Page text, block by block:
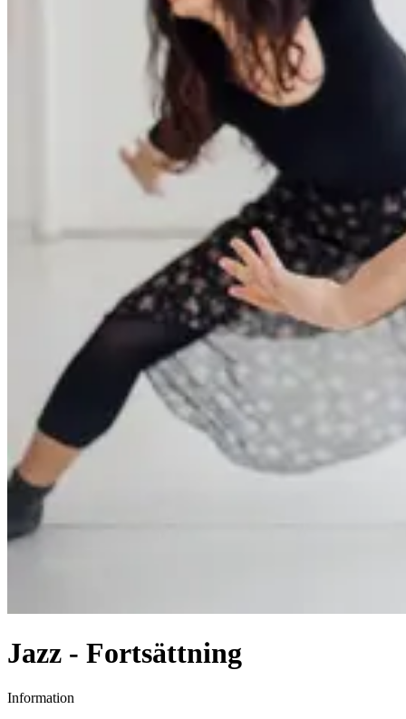
Jazz - Fortsättning
Information